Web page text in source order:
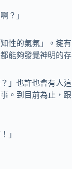
？」
性的氣氛」。擁
能夠發覺神明的存
」也許也會有人
。到目前為止，
」